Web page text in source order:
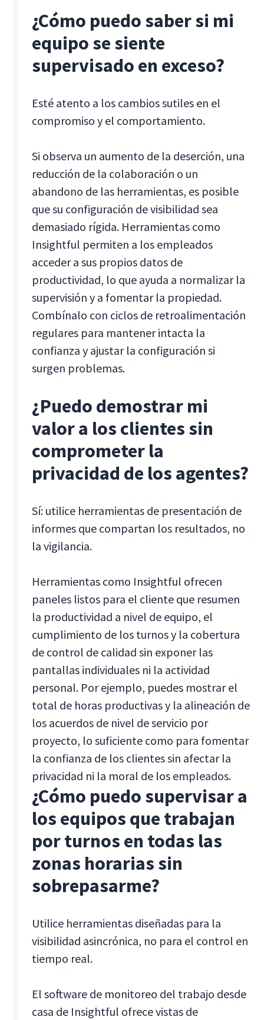
¿Cómo puedo saber si mi
equipo se siente
supervisado en exceso?
Esté atento a los cambios sutiles en el
compromiso y el comportamiento.
Si observa un aumento de la deserción, una
reducción de la colaboración o un
abandono de las herramientas, es posible
que su configuración de visibilidad sea
demasiado rígida. Herramientas como
Insightful permiten a los empleados
acceder a sus propios datos de
productividad, lo que ayuda a normalizar la
supervisión y a fomentar la propiedad.
Combínalo con ciclos de retroalimentación
regulares para mantener intacta la
confianza y ajustar la configuración si
surgen problemas.
¿Puedo demostrar mi
valor a los clientes sin
comprometer la
privacidad de los agentes?
Sí: utilice herramientas de presentación de
informes que compartan los resultados, no
la vigilancia.
Herramientas como Insightful ofrecen
paneles listos para el cliente que resumen
la productividad a nivel de equipo, el
cumplimiento de los turnos y la cobertura
de control de calidad sin exponer las
pantallas individuales ni la actividad
personal. Por ejemplo, puedes mostrar el
total de horas productivas y la alineación de
los acuerdos de nivel de servicio por
proyecto, lo suficiente como para fomentar
la confianza de los clientes sin afectar la
privacidad ni la moral de los empleados.
¿Cómo puedo supervisar a
los equipos que trabajan
por turnos en todas las
zonas horarias sin
sobrepasarme?
Utilice herramientas diseñadas para la
visibilidad asincrónica, no para el control en
tiempo real.
El software de monitoreo del trabajo desde
casa de Insightful ofrece vistas de